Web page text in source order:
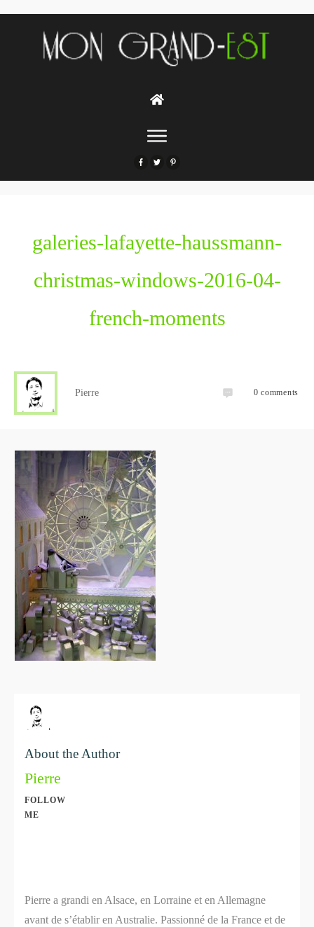
galeries-lafayette-haussmann-
christmas-windows-2016-04-
french-moments
Pierre 0 comments
About the Author
Pierre
FOLLOW
ME
Pierre a grandi en Alsace, en Lorraine et en Allemagne
avant de s’établir en Australie. Passionné de la France et de